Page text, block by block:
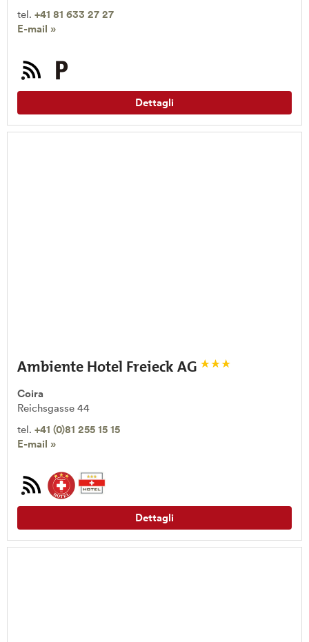
tel. +41 81 633 27 27
E-mail »
Dettagli
Ambiente Hotel Freieck AG
Coira
Reichsgasse 44
tel. +41 (0)81 255 15 15
E-mail »
Dettagli